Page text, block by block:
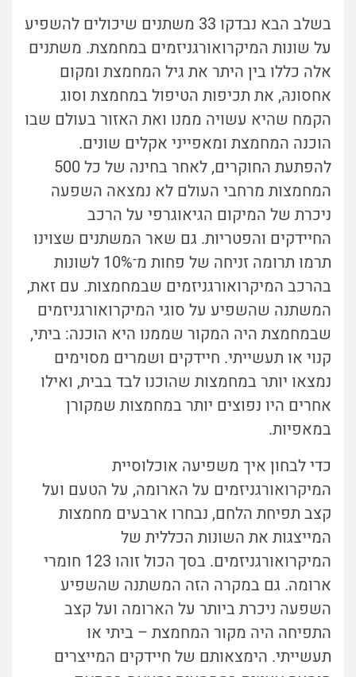
בשלב הבא נבדקו 33 משתנים שיכולים להשפיע
על שונוּת המיקרואורגניזמים במחמצת. משתנים
אלה כללו בין היתר את גיל המחמצת ומקום
אחסונהּ, את תכיפות הטיפול במחמצת וסוג
הקמח שהיא עשויה ממנו ואת האזור בעולם שבו
הוכנה המחמצת ומאפייני אקלים שונים.
להפתעת החוקרים, לאחר בחינה של כל 500
המחמצות מרחבי העולם לא נמצאה השפעה
ניכרת של המיקום הגיאוגרפי על הרכב
החיידקים והפטריות. גם שאר המשתנים שצוינו
תרמו תרומה זניחה של פחות מ־10% לשונות
בהרכב המיקרואורגניזמים שבמחמצות. עם זאת,
המשתנה שהשפיע על סוגי המיקרואורגניזמים
שבמחמצת היה המקור שממנו היא הוכנה: ביתי,
קנוי או תעשייתי. חיידקים ושמרים מסוימים
נמצאו יותר במחמצות שהוכנו לבד בבית, ואילו
אחרים היו נפוצים יותר במחמצות שמקורן
במאפיות.
כדי לבחון איך משפיעה אוכלוסיית
המיקרואורגניזמים על הארומה, על הטעם ועל
קצב תפיחת הלחם, נבחרו ארבעים מחמצות
המייצגות את השונות הכללית של
המיקרואורגניזמים. בסך הכול זוהו 123 חומרי
ארומה. גם במקרה הזה המשתנה שהשפיע
השפעה ניכרת ביותר על הארומה ועל קצב
התפיחה היה מקור המחמצת – ביתי או
תעשייתי. הימצאותם של חיידקים המייצרים